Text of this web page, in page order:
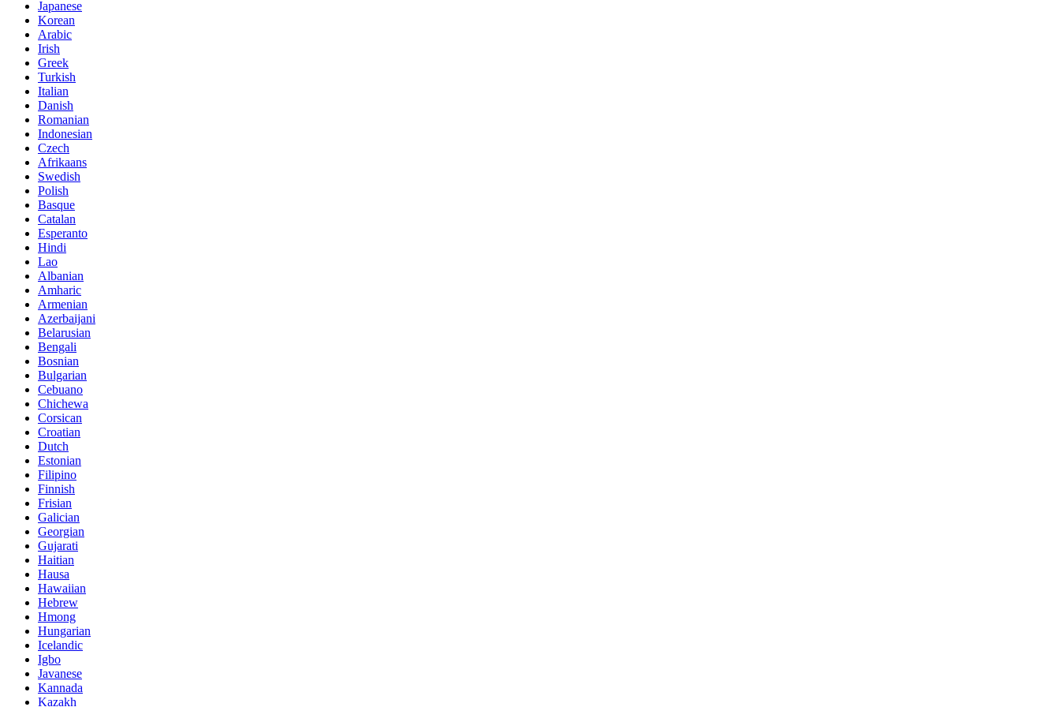
Japanese
Korean
Arabic
Irish
Greek
Turkish
Italian
Danish
Romanian
Indonesian
Czech
Afrikaans
Swedish
Polish
Basque
Catalan
Esperanto
Hindi
Lao
Albanian
Amharic
Armenian
Azerbaijani
Belarusian
Bengali
Bosnian
Bulgarian
Cebuano
Chichewa
Corsican
Croatian
Dutch
Estonian
Filipino
Finnish
Frisian
Galician
Georgian
Gujarati
Haitian
Hausa
Hawaiian
Hebrew
Hmong
Hungarian
Icelandic
Igbo
Javanese
Kannada
Kazakh